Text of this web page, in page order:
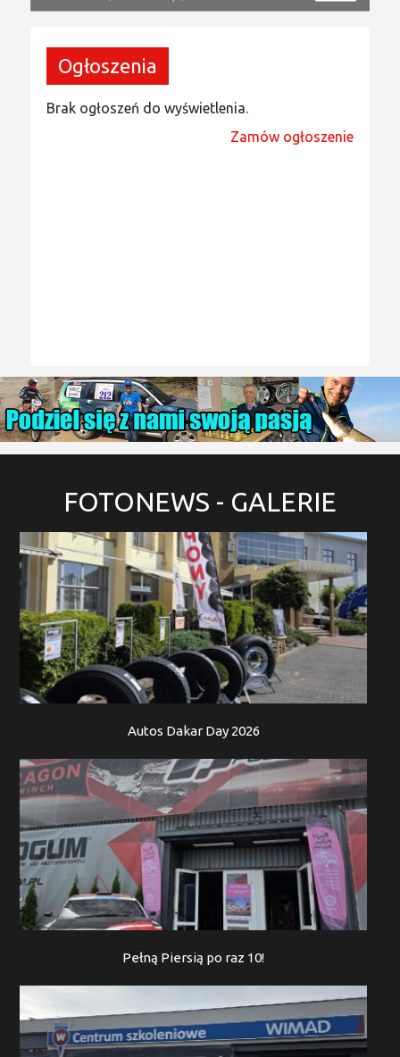
Ogłoszenia
Brak ogłoszeń do wyświetlenia.
Zamów ogłoszenie
FOTONEWS - GALERIE
Autos Dakar Day 2026
Pełną Piersią po raz 10!